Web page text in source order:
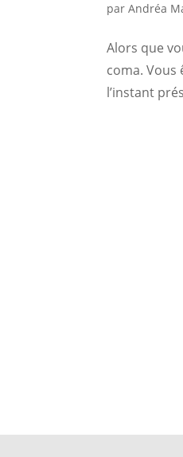
parAndréa
Alors que
coma. Vous
l’instant